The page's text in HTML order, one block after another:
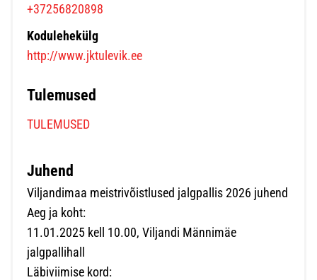
+37256820898
Kodulehekülg
http://www.jktulevik.ee
Tulemused
TULEMUSED
Juhend
Viljandimaa meistrivõistlused jalgpallis 2026 juhend
Aeg ja koht:
11.01.2025 kell 10.00, Viljandi Männimäe
jalgpallihall
Läbiviimise kord: